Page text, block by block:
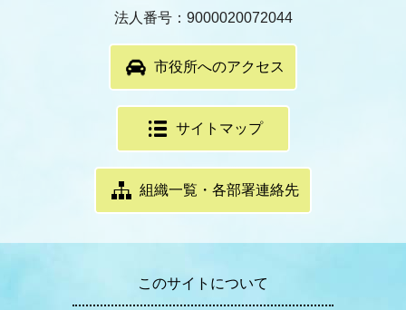
法人番号：9000020072044
市役所へのアクセス
サイトマップ
組織一覧・各部署連絡先
このサイトについて